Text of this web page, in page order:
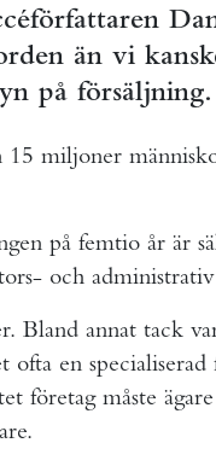
än vi
på försäljning.
15 miljoner
på femtio år är
och
Bland annat tack
ofta en
måste